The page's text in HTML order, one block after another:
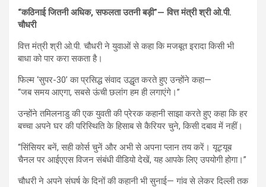
“कठिनाई जितनी अधिक, सफलता उतनी बड़ी”— वित्त मंत्री श्री ओ.पी.
चौधरी
वित्त मंत्री श्री ओ.पी. चौधरी ने युवाओं से कहा कि मजबूत इरादा किसी भी
बाधा को पार करा सकता है।
फिल्म ‘सुपर-30’ का प्रसिद्ध संवाद उद्धृत करते हुए उन्होंने कहा—
“जब समय आएगा, सबसे ऊंची छलांग हम ही लगाएंगे।”
उन्होंने तमिलनाडु की एक युवती की प्रेरक कहानी साझा करते हुए कहा कि हर
बच्चा अपने घर की परिस्थिति के हिसाब से कैरियर चुने, किसी दबाव में नहीं।
“सिंसियर बनें, सही कोर्स चुनें और अभी से अपना प्लान तय करें। यूट्यूब
चैनल पर आईएएस विजन संबंधी वीडियो देखें, यह आपके लिए उपयोगी होगा।”
चौधरी ने अपने संघर्ष के दिनों की कहानी भी सुनाई— गांव से लेकर दिल्ली तक